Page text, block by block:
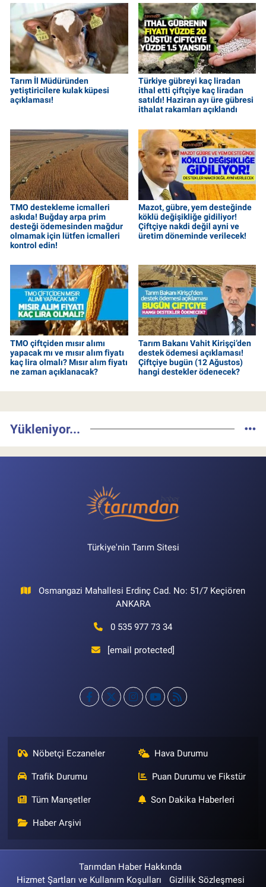
Tarım İl Müdüründen
yetiştiricilere kulak küpesi
açıklaması!
Türkiye gübreyi kaç liradan
ithal etti çiftçiye kaç liradan
satıldı! Haziran ayı üre gübresi
ithalat rakamları açıklandı
TMO destekleme icmalleri
askıda! Buğday arpa prim
desteği ödemesinden mağdur
olmamak için lütfen icmalleri
kontrol edin!
Mazot, gübre, yem desteğinde
köklü değişikliğe gidiliyor!
Çiftçiye nakdi değil ayni ve
üretim döneminde verilecek!
TMO çiftçiden mısır alımı
yapacak mı ve mısır alım fiyatı
kaç lira olmalı? Mısır alım fiyatı
ne zaman açıklanacak?
Tarım Bakanı Vahit Kirişçi’den
destek ödemesi açıklaması!
Çiftçiye bugün (12 Ağustos)
hangi destekler ödenecek?
Yükleniyor...
Türkiye'nin Tarım Sitesi
Osmangazi Mahallesi Erdinç Cad. No: 51/7 Keçiören
ANKARA
0 535 977 73 34
[email protected]
Nöbetçi Eczaneler Hava Durumu
Trafik Durumu Puan Durumu ve Fikstür
Tüm Manşetler Son Dakika Haberleri
Haber Arşivi
Tarımdan Haber Hakkında
Hizmet Şartları ve Kullanım Koşulları
Gizlilik Sözleşmesi